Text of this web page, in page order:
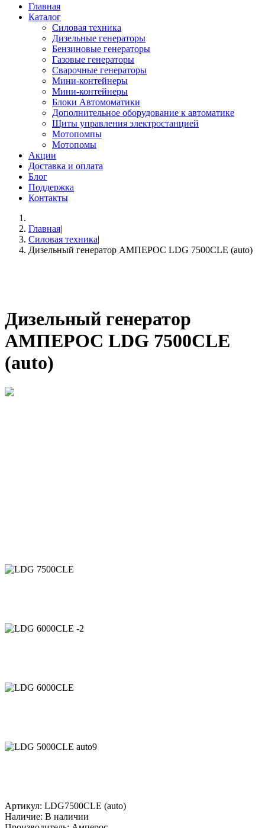
Главная
Каталог
Силовая техника
Дизельные генераторы
Бензиновые генераторы
Газовые генераторы
Сварочные генераторы
Мини-контейнеры
Мини-контейнеры
Блоки Автомоматики
Дополнительное оборудование к автоматике
Щиты управления электростанцией
Мотопомпы
Мотопомы
Акции
Доставка и оплата
Блог
Поддержка
Контакты
Главная|
Силовая техника|
Дизельный генератор АМПЕРОС LDG 7500CLE (auto)
Дизельный генератор
АМПЕРОС LDG 7500CLE
(auto)
Артикул: LDG7500CLE (auto)
Наличие: В наличии